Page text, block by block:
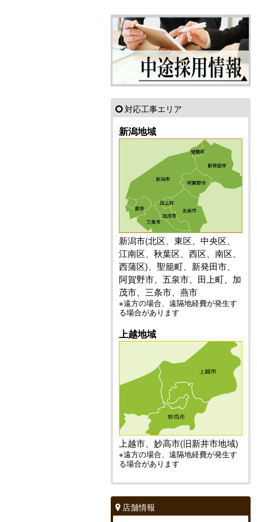
対応工事エリア
新潟地域
新潟市(北区、東区、中央区、
江南区、秋葉区、西区、南区、
西蒲区)、聖籠町、新発田市、
阿賀野市、五泉市、田上町、加
茂市、三条市、燕市
※遠方の場合、遠隔地経費が発生す
る場合があります
上越地域
上越市、妙高市(旧新井市地域)
※遠方の場合、遠隔地経費が発生す
る場合があります
店舗情報